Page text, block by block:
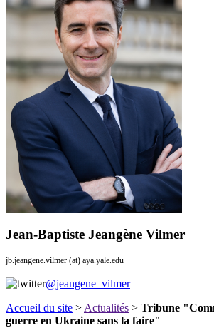
Jean-Baptiste Jeangène Vilmer
jb.jeangene.vilmer (at) aya.yale.edu
@jeangene_vilmer
Accueil du site >Actualités > Tribune
guerre en Ukraine sans la faire"